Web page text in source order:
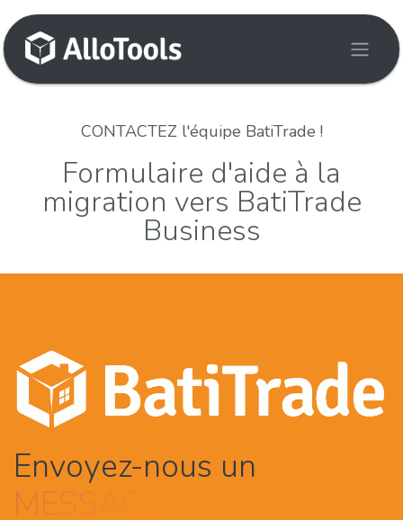
Skip to Content
CONTACTEZ l'équipe BatiTrade !
Formulaire d'aide à la
migration vers BatiTrade
Business
Envoyez-nous un